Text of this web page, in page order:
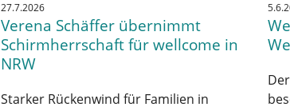
27.7.2026
Verena Schäffer übernimmt
Schirmherrschaft für wellcome in
NRW
Starker Rückenwind für Familien in